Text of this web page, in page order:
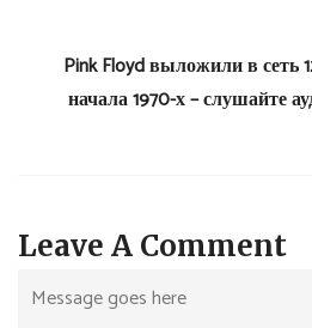
Pink Floyd выложили в сеть
начала 1970-х – слушайте
Leave A Comment